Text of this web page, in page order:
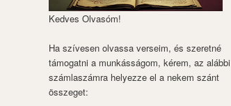
Kedves Olvasóm!
Ha szívesen olvassa verseim, és szeretné
támogatni a munkásságom, kérem, az alábbi
számlaszámra helyezze el a nekem szánt
összeget: